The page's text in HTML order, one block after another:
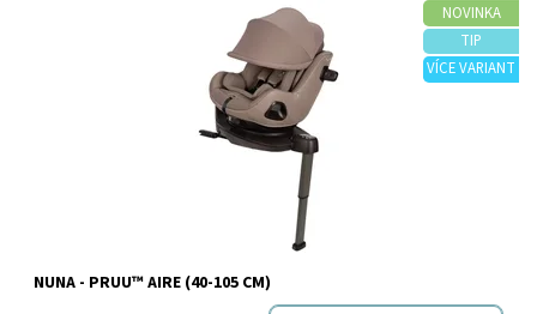
NOVINKA
TIP
VÍCE VARIANT
Skladem
Značka:
NUNA - PRUU™ AIRE (40-105 CM)